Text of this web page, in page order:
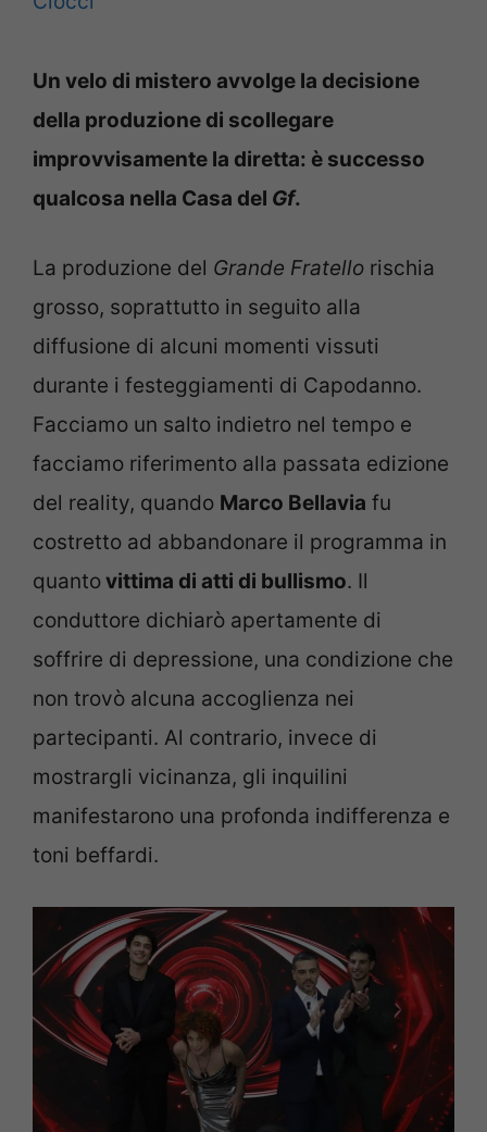
Un velo di mistero avvolge la decisione
della produzione di scollegare
improvvisamente la diretta: è successo
qualcosa nella Casa del Gf.
La produzione del Grande Fratello rischia
grosso, soprattutto in seguito alla
diffusione di alcuni momenti vissuti
durante i festeggiamenti di Capodanno.
Facciamo un salto indietro nel tempo e
facciamo riferimento alla passata edizione
del reality, quando Marco Bellavia fu
costretto ad abbandonare il programma in
quantovittima di atti di bullismo. Il
conduttore dichiarò apertamente di
soffrire di depressione, una condizione che
non trovò alcuna accoglienza nei
partecipanti. Al contrario, invece di
mostrargli vicinanza, gli inquilini
manifestarono una profonda indifferenza e
toni beffardi.